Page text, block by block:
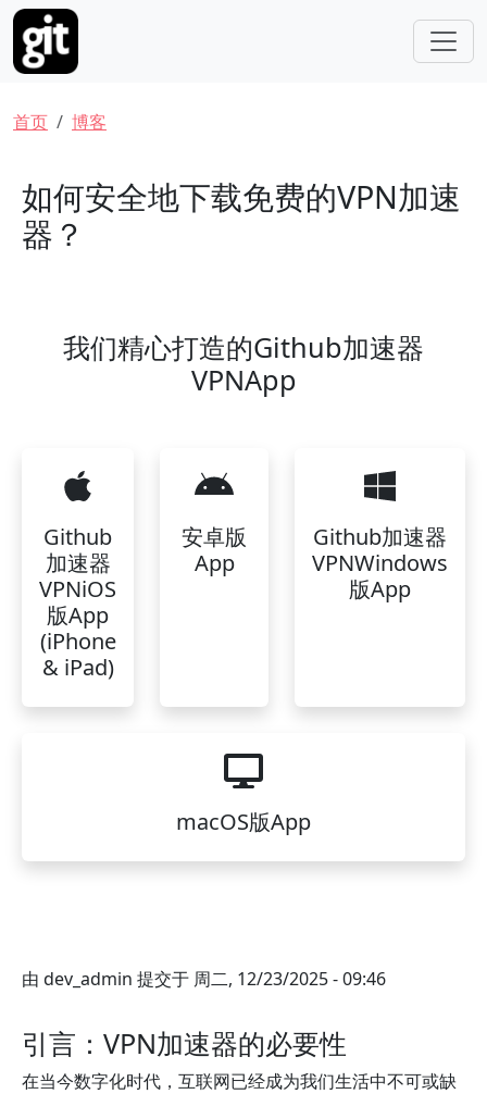
跳转到主要内容
面包屑
首页 博客
如何安全地下载免费的VPN加速
器？
我们精心打造的Github加速器
VPNApp
Github
加速器
VPNiOS
版App
(iPhone
& iPad)
安卓版
App
Github加速器
VPNWindows
版App
macOS版App
由 dev_admin 提交于 周二, 12/23/2025 - 09:46
引言：VPN加速器的必要性
在当今数字化时代，互联网已经成为我们生活中不可或缺